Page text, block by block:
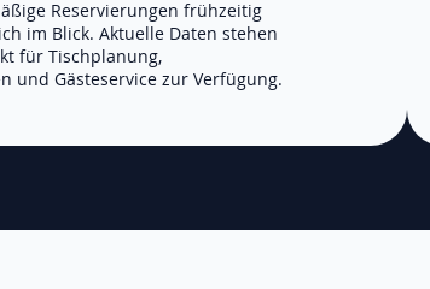
Reservierungen frühzeitig
im Blick. Aktuelle Daten stehen
für Tischplanung,
und Gästeservice zur Verfügung.